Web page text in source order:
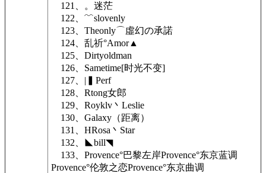
121、。迷茫
122、﹌slovenly
123、Theonly⌒虛幻の承諾
124、乱祈°Amor▲
125、Dirtyoldman
126、Sametime[时光不变]
127、|▍Perf
128、Rtong女郎
129、Royklv丶Leslie
130、Galaxy（距离）
131、HRosa丶Star
132、◣bill◥
133、Provence°巴黎左岸Provence°东京蓝调
Provence°伦敦之恋Provence°东京曲调